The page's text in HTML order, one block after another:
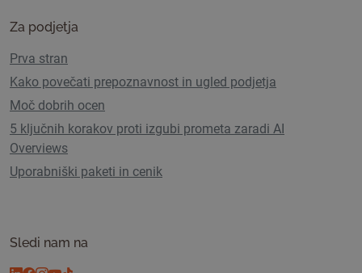
Za podjetja
Prva stran
Kako povečati prepoznavnost in ugled podjetja
Moč dobrih ocen
5 ključnih korakov proti izgubi prometa zaradi AI
Overviews
Uporabniški paketi in cenik
Sledi nam na